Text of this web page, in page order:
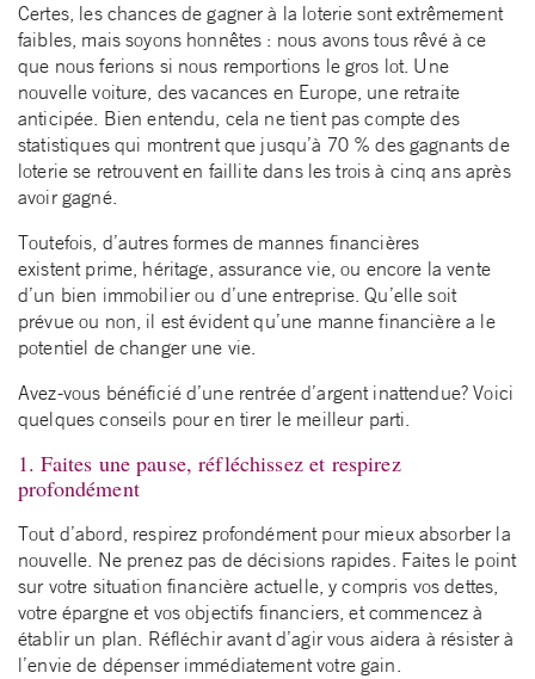
Certes, les chances de gagner à la loterie sont extrêmement
faibles, mais soyons honnêtes : nous avons tous rêvé à ce
que nous ferions si nous remportions le gros lot. Une
nouvelle voiture, des vacances en Europe, une retraite
anticipée. Bien entendu, cela ne tient pas compte des
statistiques qui montrent que jusqu’à 70 % des gagnants de
loterie se retrouvent en faillite dans les trois à cinq ans après
avoir gagné.
Toutefois, d’autres formes de mannes financières
existent prime, héritage, assurance vie, ou encore la vente
d’un bien immobilier ou d’une entreprise. Qu’elle soit
prévue ou non, il est évident qu’une manne financière a le
potentiel de changer une vie.
Avez-vous bénéficié d’une rentrée d’argent inattendue? Voici
quelques conseils pour en tirer le meilleur parti.
1. Faites une pause, réfléchissez et respirez
profondément
Tout d’abord, respirez profondément pour mieux absorber la
nouvelle. Ne prenez pas de décisions rapides. Faites le point
sur votre situation financière actuelle, y compris vos dettes,
votre épargne et vos objectifs financiers, et commencez à
établir un plan. Réfléchir avant d’agir vous aidera à résister à
l’envie de dépenser immédiatement votre gain.